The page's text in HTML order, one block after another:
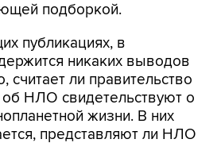
публикациях, в
считает ли правительство
НЛО свидетельствуют о
жизни. В них
представляют ли НЛО
безопасности США.